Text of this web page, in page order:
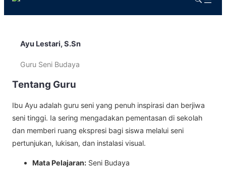
Ayu Lestari, S.Sn
Guru Seni Budaya
Tentang Guru
Ibu Ayu adalah guru seni yang penuh inspirasi dan berjiwa
seni tinggi. Ia sering mengadakan pementasan di sekolah
dan memberi ruang ekspresi bagi siswa melalui seni
pertunjukan, lukisan, dan instalasi visual.
Mata Pelajaran: Seni Budaya